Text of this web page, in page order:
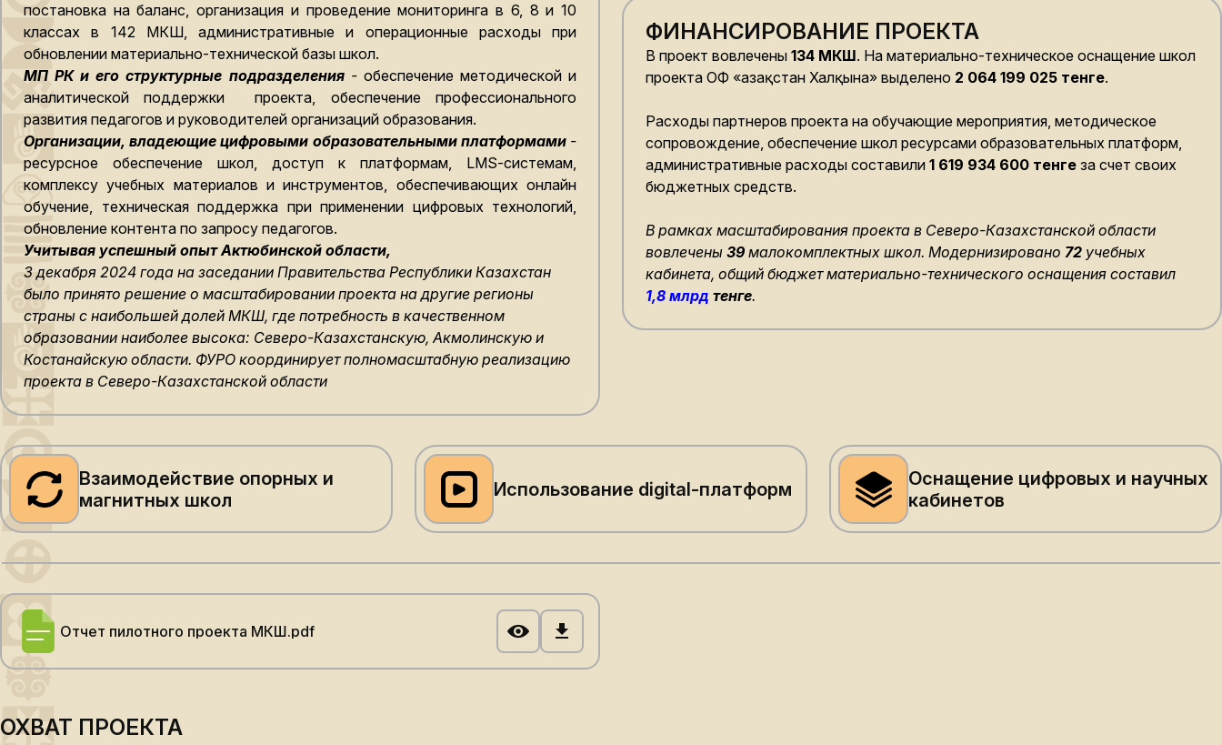
постановка на баланс, организация и проведение мониторинга в 6, 8 и 10
классах в 142 МКШ, административные и операционные расходы при
обновлении материально-технической базы школ.
МП РК и его структурные подразделения -обеспечение методической и
аналитической поддержки проекта, обеспечение профессионального
развития педагогов и руководителей организаций образования.
Организации, владеющие цифровыми образовательными платформами -
ресурсное обеспечение школ, доступ к платформам, LMS-системам,
комплексу учебных материалов и инструментов, обеспечивающих онлайн
обучение, техническая поддержка при применении цифровых технологий,
обновление контента по запросу педагогов.
Учитывая успешный опыт Актюбинской области,
3 декабря 2024 года на заседании Правительства Республики Казахстан
было принято решение о масштабировании проекта на другие регионы
страны с наибольшей долей МКШ, где потребность в качественном
образовании наиболее высока: Северо-Казахстанскую, Акмолинскую и
Костанайскую области. ФУРО координирует полномасштабную реализацию
проекта в Северо-Казахстанской области
ФИНАНСИРОВАНИЕ ПРОЕКТА
В проект вовлечены 134 МКШ. На материально-техническое оснащение школ
проекта ОФ «Қазақстан Халқына» выделено 2 064 199 025 тенге.
Расходы партнеров проекта на обучающие мероприятия, методическое
сопровождение, обеспечение школ ресурсами образовательных платформ,
административные расходы составили 1 619 934 600 тенге за счет своих
бюджетных средств.
В рамках масштабирования проекта в Северо-Казахстанской области
вовлечены 39 малокомплектных школ. Модернизировано 72 учебных
кабинета, общий бюджет материально-технического оснащения составил
1,8 млрд тенге.
Взаимодействие опорных и
магнитных школ
Использование digital-платформ
Оснащение цифровых и научных
кабинетов
Отчет пилотного проекта МКШ.pdf
ОХВАТ ПРОЕКТА